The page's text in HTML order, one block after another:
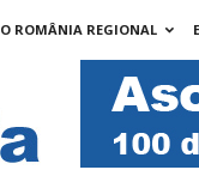
ROMÂNIA REGIONAL